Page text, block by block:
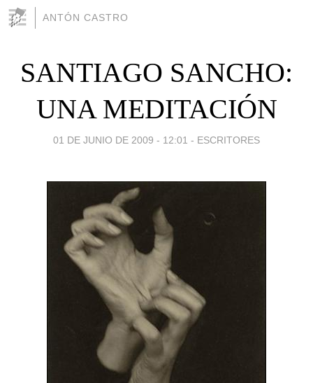
ANTÓN CASTRO
SANTIAGO SANCHO:
UNA MEDITACIÓN
01 DE JUNIO DE 2009 - 12:01 - ESCRITORES